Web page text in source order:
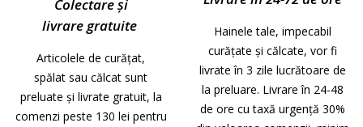
Colectare și
livrare gratuite
Articolele de curățat,
spălat sau călcat sunt
preluate și livrate gratuit, la
comenzi peste 130 lei pentru
Hainele tale, impecabil
curățate și călcate, vor fi
livrate în 3 zile lucrătoare de
la preluare. Livrare în 24-48
de ore cu taxă urgență 30%